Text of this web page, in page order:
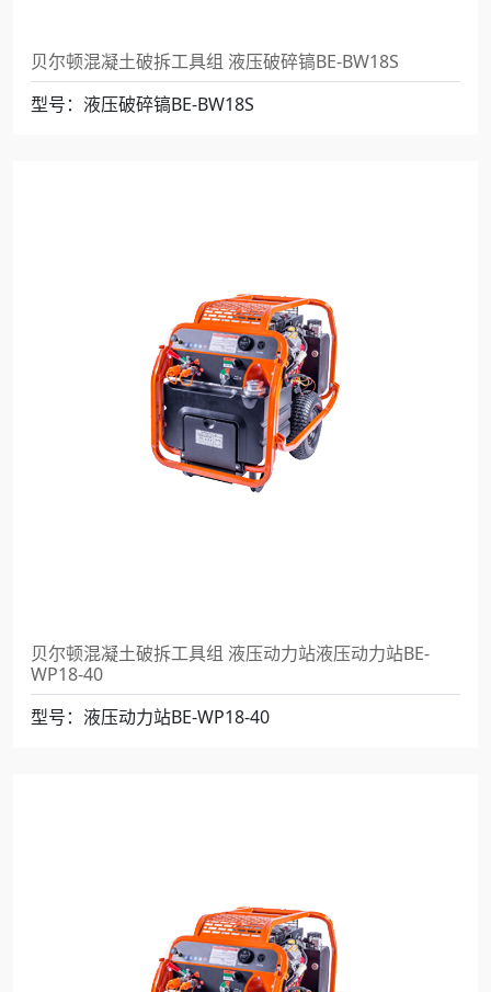
贝尔顿混凝土破拆工具组 液压破碎镐BE-BW18S
型号：液压破碎镐BE-BW18S
贝尔顿混凝土破拆工具组 液压动力站液压动力站BE-
WP18-40
型号：液压动力站BE-WP18-40